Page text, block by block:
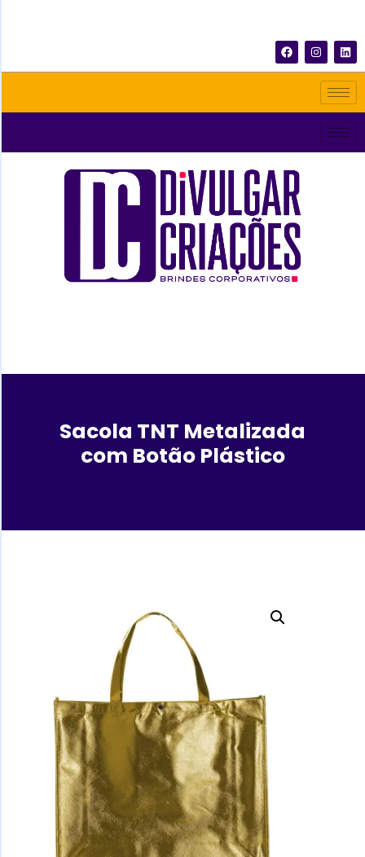
Sacola TNT Metalizada
com Botão Plástico